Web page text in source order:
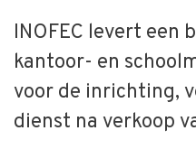
INOFEC levert een
kantoor- en
voor de inrichting,
dienst na verkoop